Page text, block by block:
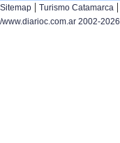
Sitemap | Turismo Catamarca |
/www.diarioc.com.ar 2002-2026